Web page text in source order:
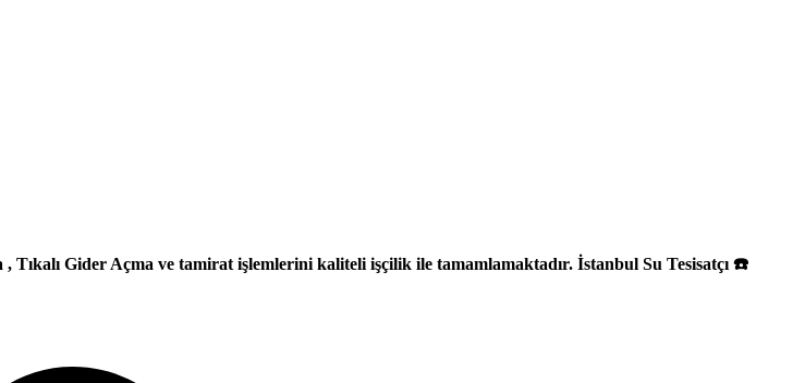
, Tıkalı Gider Açma ve tamirat işlemlerini kaliteli işçilik ile tamamlamaktadır. İstanbul Su Tesisatçı ☎️